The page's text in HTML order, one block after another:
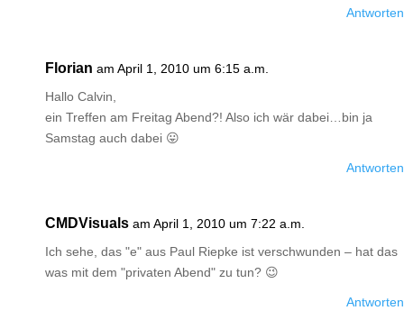
Antworten
Florian am April 1, 2010 um 6:15 a.m.
Hallo Calvin,
ein Treffen am Freitag Abend?! Also ich wär dabei…bin ja
Samstag auch dabei 😛
Antworten
CMDVisuals am April 1, 2010 um 7:22 a.m.
Ich sehe, das "e" aus Paul Riepke ist verschwunden – hat das
was mit dem "privaten Abend" zu tun? 😉
Antworten